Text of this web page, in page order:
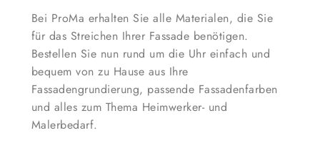
Bei ProMa erhalten Sie alle Materialen, die Sie
für das Streichen Ihrer Fassade benötigen.
Bestellen Sie nun rund um die Uhr einfach und
bequem von zu Hause aus Ihre
Fassadengrundierung, passende Fassadenfarben
und alles zum Thema Heimwerker- und
Malerbedarf.